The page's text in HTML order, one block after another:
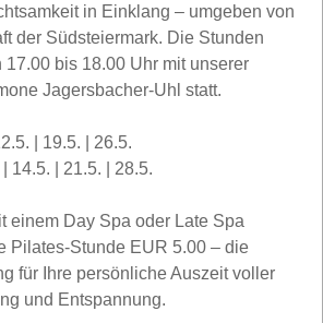
in Einklang – umgeben von
der Südsteiermark. Die Stunden
bis 18.00 Uhr mit unserer
Jagersbacher-Uhl statt.
| 19.5. | 26.5.
14.5. | 21.5. | 28.5.
einem Day Spa oder Late Spa
Pilates-Stunde EUR 5.00 – die
für Ihre persönliche Auszeit voller
und Entspannung.